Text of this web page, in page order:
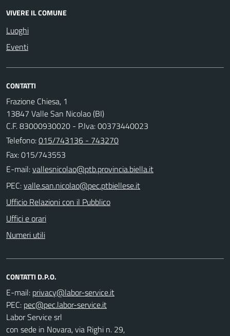
VIVERE IL COMUNE
Luoghi
Eventi
CONTATTI
Frazione Chiesa, 1
13847 Valle San Nicolao (BI)
C.F. 83000930020 - P.Iva: 00373440023
Telefono:015/743136 - 743270
Fax: 015/743553
E-mail:
PEC:
Ufficio Relazioni con il Pubblico
Uffici e orari
Numeri utili
CONTATTI D.P.O.
E-mail:
PEC:
Labor Service srl
con sede in Novara, via Righi n. 29,